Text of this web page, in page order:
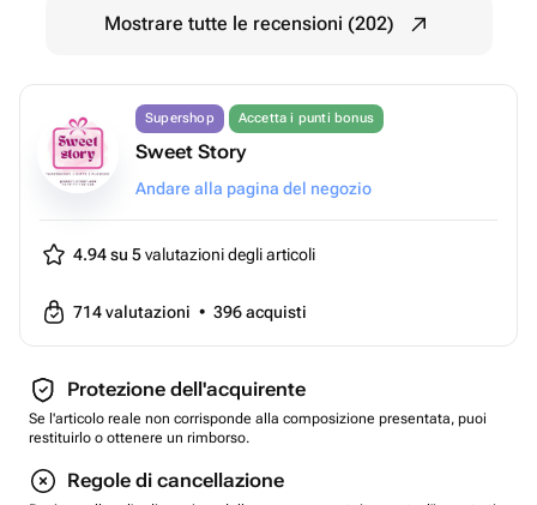
Mostrare tutte le recensioni (202)
Supershop Accetta i punti bonus
Sweet Story
Andare alla pagina del negozio
4.94 su 5valutazioni degli articoli
714valutazioni • 396acquisti
Protezione dell'acquirente
Se l'articolo reale non corrisponde alla composizione presentata, puoi
restituirlo o ottenere un rimborso.
Regole di cancellazione